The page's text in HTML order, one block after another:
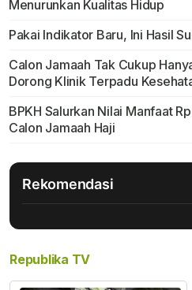
Menurunkan Kualitas Hidup
Pakai Indikator Baru, Ini Hasil
Calon Jamaah Tak Cukup
Dorong Klinik Terpadu
BPKH Salurkan Nilai Manfaat
Calon Jamaah Haji
Rekomendasi
Republika TV